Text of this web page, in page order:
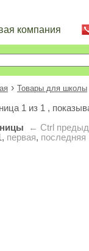
компания
› Товары для школы
1 из 1 ,
← Ctrl
первая, последняя